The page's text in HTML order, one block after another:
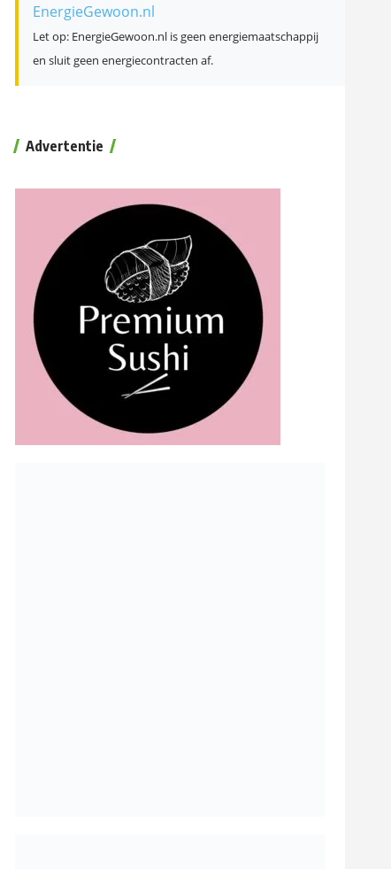
EnergieGewoon.nl
Let op: EnergieGewoon.nl is geen energiemaatschappij
en sluit geen energiecontracten af.
Advertentie